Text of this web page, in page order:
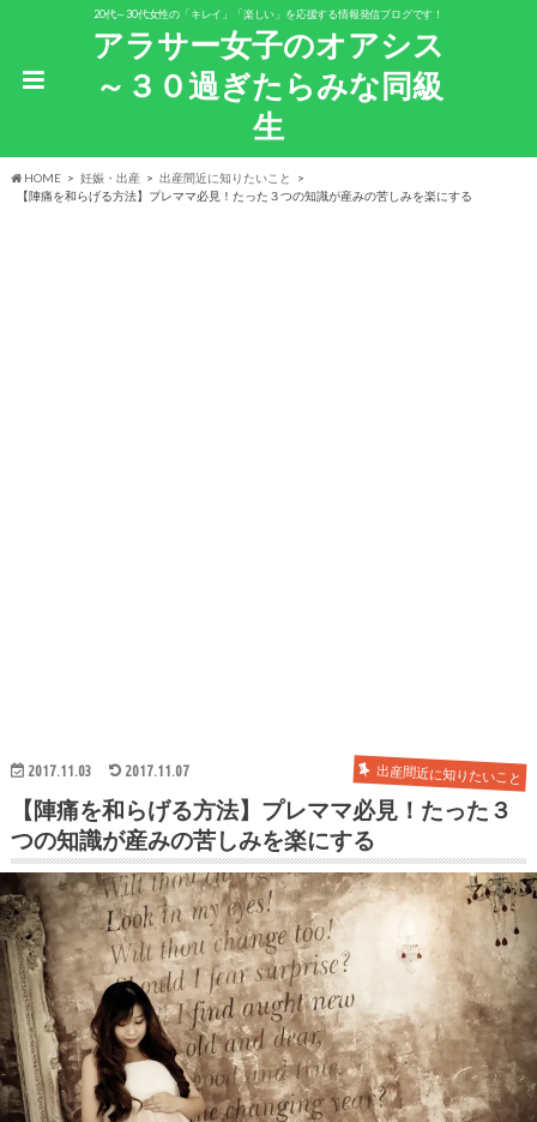
20代～30代女性の「キレイ」「楽しい」を応援する情報発信ブログです！
アラサー女子のオアシス
～３０過ぎたらみな同級
生
HOME 妊娠・出産
出産間近に知りたいこと
【陣痛を和らげる方法】プレママ必見！たった３つの知識が産みの苦しみを楽にする
2017.11.03 2017.11.07 出産間近に知りたいこと
【陣痛を和らげる方法】プレママ必見！たった３
つの知識が産みの苦しみを楽にする